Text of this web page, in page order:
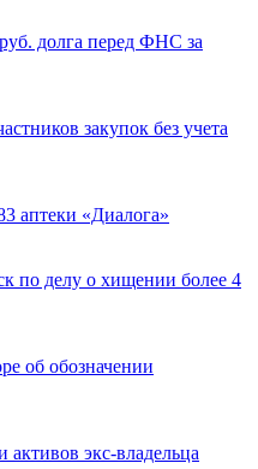
долга перед ФНС за
закупок без учета
аптеки «Диалога»
по делу о хищении более 4
об обозначении
экс-владельца